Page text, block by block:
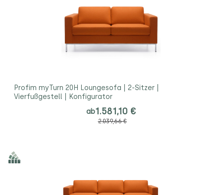
Profim myTurn 20H Loungesofa | 2-Sitzer |
Vierfußgestell | Konfigurator
ab1.581,10 €
2.039,66 €